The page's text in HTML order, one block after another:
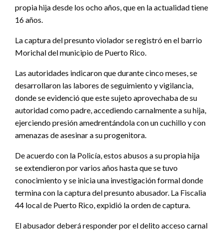
propia hija desde los ocho años, que en la actualidad tiene
16 años.
La captura del presunto violador se registró en el barrio
Morichal del municipio de Puerto Rico.
Las autoridades indicaron que durante cinco meses, se
desarrollaron las labores de seguimiento y vigilancia,
donde se evidenció que este sujeto aprovechaba de su
autoridad como padre, accediendo carnalmente a su hija,
ejerciendo presión amedrentándola con un cuchillo y con
amenazas de asesinar a su progenitora.
De acuerdo con la Policía, estos abusos a su propia hija
se extendieron por varios años hasta que se tuvo
conocimiento y se inicia una investigación formal donde
termina con la captura del presunto abusador. La Fiscalia
44 local de Puerto Rico, expidió la orden de captura.
El abusador deberá responder por el delito acceso carnal